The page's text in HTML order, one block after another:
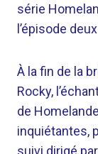
série
l’épisode
À la fin de la
Rocky,
de
inquiétantes,
suivi dirigé